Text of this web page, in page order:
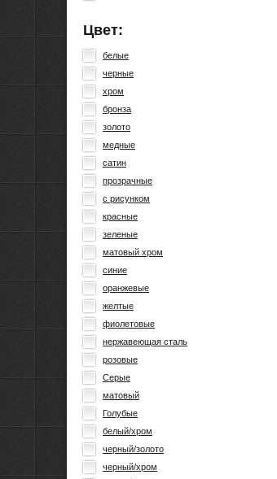
Цвет:
белые
черные
хром
бронза
золото
медные
сатин
прозрачные
с рисунком
красные
зеленые
матовый хром
синие
оранжевые
желтые
фиолетовые
нержавеющая сталь
розовые
Серые
матовый
Голубые
белый/хром
черный/золото
черный/хром